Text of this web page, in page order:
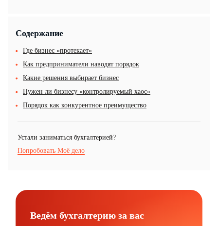
Содержание
Где бизнес «протекает»
Как предприниматели наводят порядок
Какие решения выбирает бизнес
Нужен ли бизнесу «контролируемый хаос»
Порядок как конкурентное преимущество
Устали заниматься бухгалтерией?
Попробовать Моё дело
Ведём бухгалтерию за вас